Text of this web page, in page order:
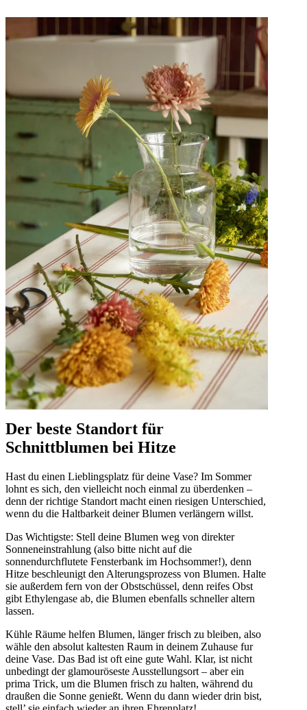
Der beste Standort für
Schnittblumen bei Hitze
Hast du einen Lieblingsplatz für deine Vase? Im Sommer
lohnt es sich, den vielleicht noch einmal zu überdenken –
denn der richtige Standort macht einen riesigen Unterschied,
wenn du die Haltbarkeit deiner Blumen verlängern willst.
Das Wichtigste: Stell deine Blumen weg von direkter
Sonneneinstrahlung (also bitte nicht auf die
sonnendurchflutete Fensterbank im Hochsommer!), denn
Hitze beschleunigt den Alterungsprozess von Blumen. Halte
sie außerdem fern von der Obstschüssel, denn reifes Obst
gibt Ethylengase ab, die Blumen ebenfalls schneller altern
lassen.
Kühle Räume helfen Blumen, länger frisch zu bleiben, also
wähle den absolut kaltesten Raum in deinem Zuhause fur
deine Vase. Das Bad ist oft eine gute Wahl. Klar, ist nicht
unbedingt der glamouröseste Ausstellungsort – aber ein
prima Trick, um die Blumen frisch zu halten, während du
draußen die Sonne genießt. Wenn du dann wieder drin bist,